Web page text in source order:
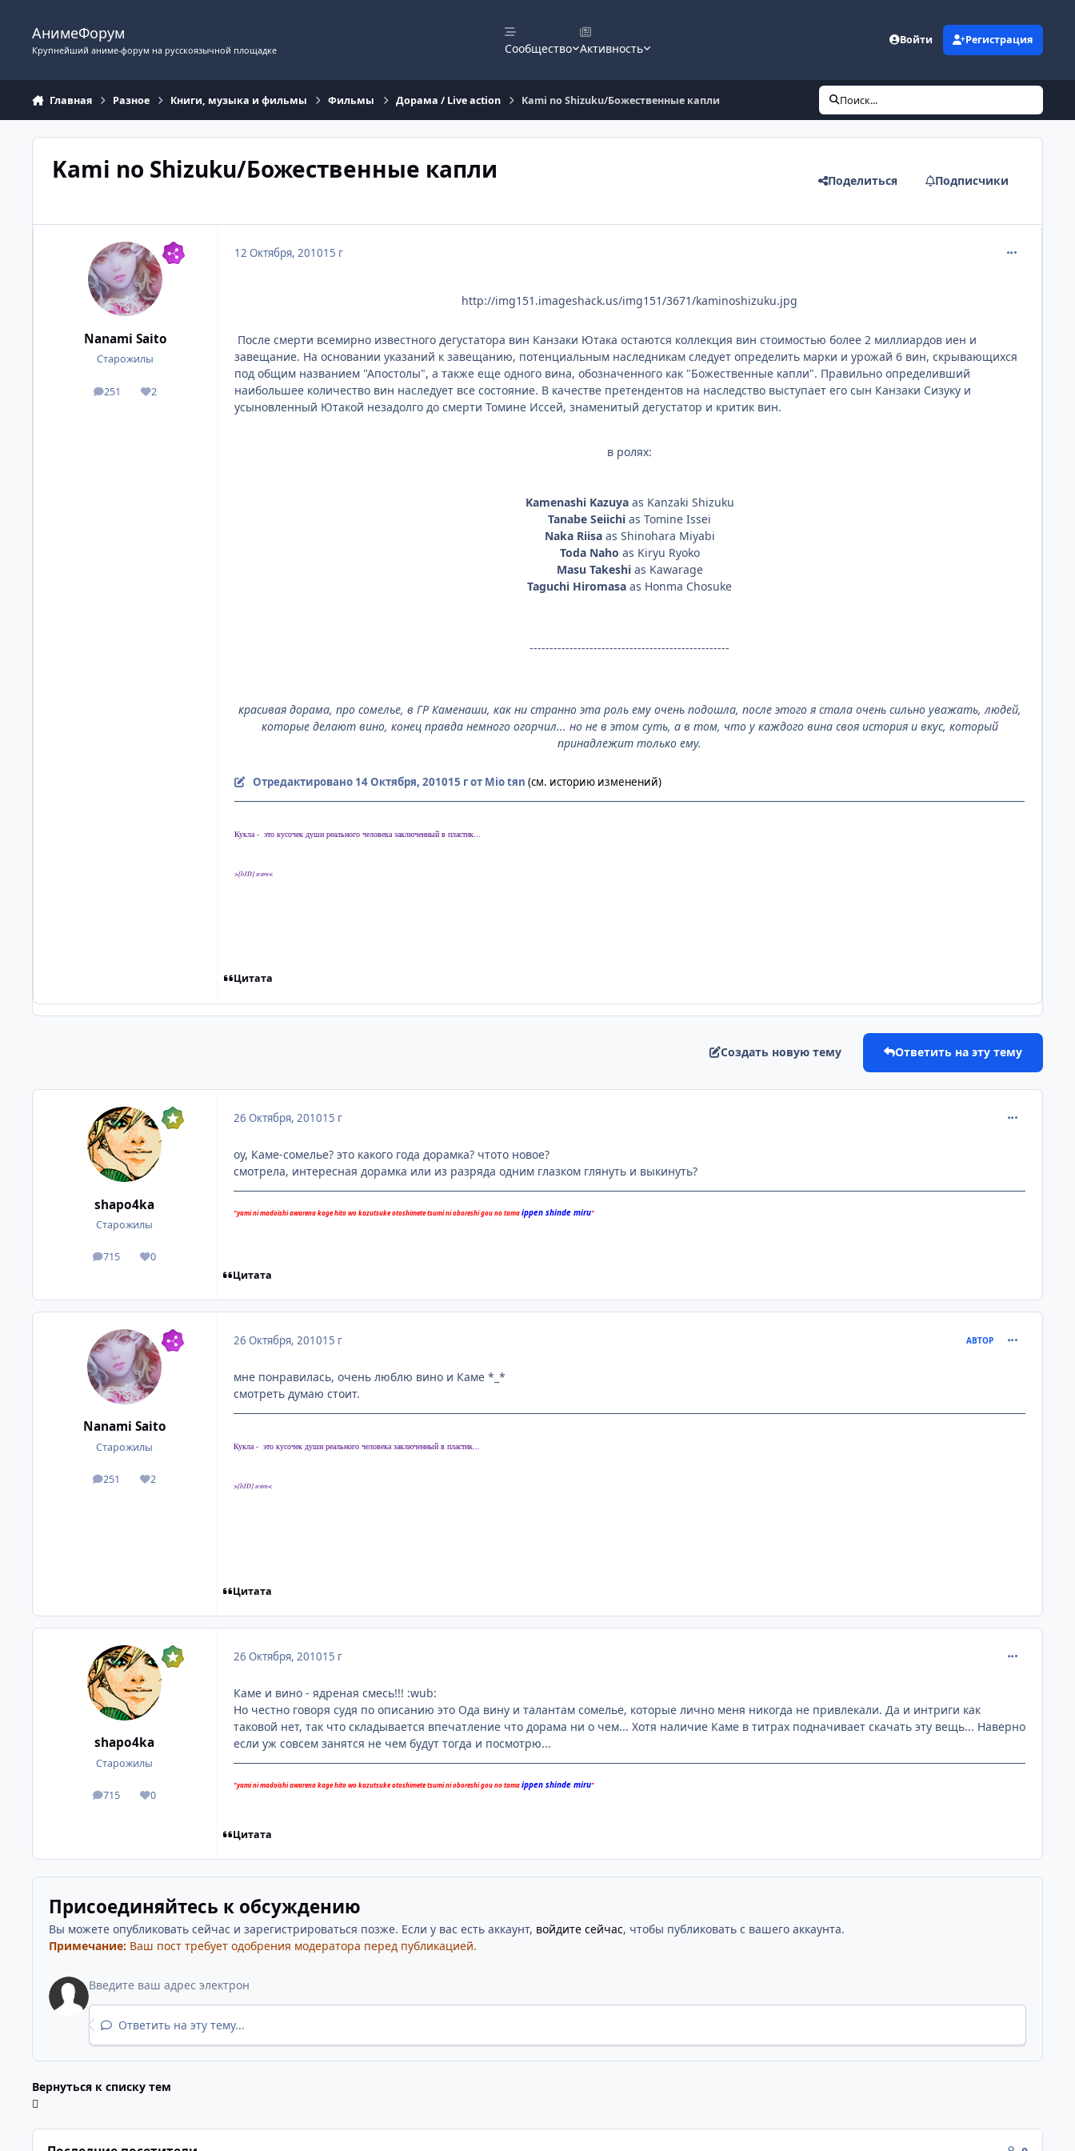
АнимеФорум
Крупнейший аниме-форум на русскоязычной площадке Сообщество Активность
Войти Регистрация
Главная Разное Книги, музыка и фильмы Фильмы Дорама / Live action Kami no Shizuku/Божественные капли Поиск...
Kami no Shizuku/Божественные капли Поделиться Подписчики
Nanami Saito
Старожилы
251
посты 2
Репутация
12 Октября, 201015 г
http://img151.imageshack.us/img151/3671/kaminoshizuku.jpg
После смерти всемирно известного дегустатора вин Канзаки Ютака остаются коллекция вин стоимостью более 2 миллиардов иен и
завещание. На основании указаний к завещанию, потенциальным наследникам следует определить марки и урожай 6 вин, скрывающихся
под общим названием "Апостолы", а также еще одного вина, обозначенного как "Божественные капли". Правильно определивший
наибольшее количество вин наследует все состояние. В качестве претендентов на наследство выступает его сын Канзаки Сизуку и
усыновленный Ютакой незадолго до смерти Томине Иссей, знаменитый дегустатор и критик вин.
в ролях:
Kamenashi Kazuyaas Kanzaki Shizuku
Tanabe Seiichi as Tomine Issei
Naka Riisaas Shinohara Miyabi
Toda Naho as Kiryu Ryoko
Masu Takeshias Kawarage
Taguchi Hiromasa as Honma Chosuke
--------------------------------------------------
красивая дорама, про сомелье, в ГР Каменаши, как ни странно эта роль ему очень подошла, после этого я стала очень сильно уважать, людей,
которые делают вино, конец правда немного огорчил... но не в этом суть, а в том, что у каждого вина своя история и вкус, который
принадлежит только ему.
Отредактировано 14 Октября, 201015 гот Mio tяn (см. историю изменений)
Кукла - это кусочек души реального человека заключенный в пластик...
>[bJD] team<
Цитата
Создать новую тему Ответить на эту тему
shapo4ka
Старожилы
715
посты 0
Репутация
26 Октября, 201015 г
оу, Каме-сомелье? это какого года дорамка? чтото новое?
смотрела, интересная дорамка или из разряда одним глазком глянуть и выкинуть?
"yami ni madoishi awarena kage hito wo kazutsuke otoshimete tsumi ni oboreshi gou no tamaippen shinde miru"
Цитата
Nanami Saito
Старожилы
251
посты 2
Репутация
26 Октября, 201015 г АВТОР
мне понравилась, очень люблю вино и Каме *_*
смотреть думаю стоит.
Кукла - это кусочек души реального человека заключенный в пластик...
>[bJD] team<
Цитата
shapo4ka
Старожилы
715
посты 0
Репутация
26 Октября, 201015 г
Каме и вино - ядреная смесь!!! :wub:
Но честно говоря судя по описанию это Ода вину и талантам сомелье, которые лично меня никогда не привлекали. Да и интриги как
таковой нет, так что складывается впечатление что дорама ни о чем... Хотя наличие Каме в титрах подначивает скачать эту вещь... Наверно
если уж совсем занятся не чем будут тогда и посмотрю...
"yami ni madoishi awarena kage hito wo kazutsuke otoshimete tsumi ni oboreshi gou no tamaippen shinde miru"
Цитата
Присоединяйтесь к обсуждению
Вы можете опубликовать сейчас и зарегистрироваться позже. Если у вас есть аккаунт, войдите сейчас, чтобы публиковать с вашего аккаунта.
Примечание: Ваш пост требует одобрения модератора перед публикацией.
Ответить на эту тему...
Вернуться к списку тем